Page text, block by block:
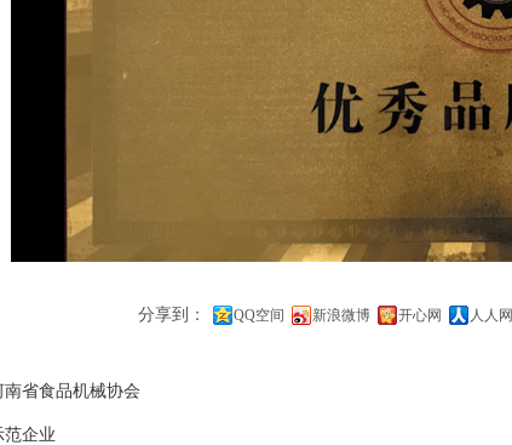
分享到： QQ空间 新浪微博 开心网 人人网
南省食品机械协会
范企业